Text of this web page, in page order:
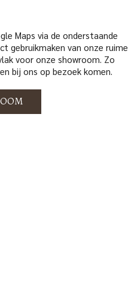
Maps via de onderstaande
gebruikmaken van onze ruime
voor onze showroom. Zo
bij ons op bezoek komen.